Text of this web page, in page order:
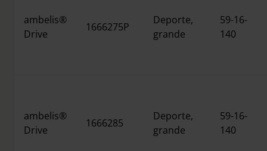
ambelis®
Drive
1666275P
Deporte,
grande
59-16-
140
ambelis®
Drive
1666285
Deporte,
grande
59-16-
140